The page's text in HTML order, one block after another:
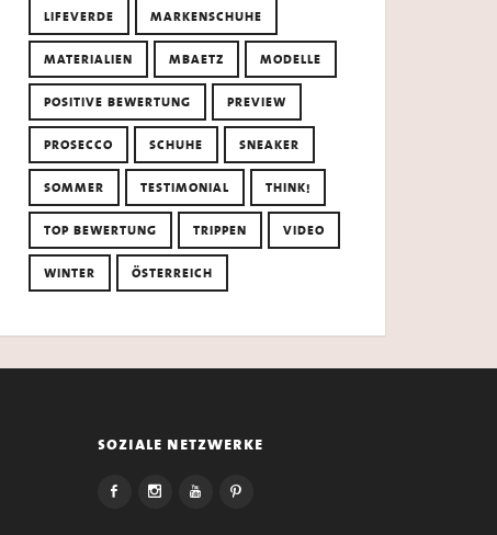
LIFEVERDE MARKENSCHUHE
MATERIALIEN MBAETZ MODELLE
POSITIVE BEWERTUNG PREVIEW
PROSECCO SCHUHE SNEAKER
SOMMER TESTIMONIAL THINK!
TOP BEWERTUNG TRIPPEN VIDEO
WINTER ÖSTERREICH
soziale netzwerke